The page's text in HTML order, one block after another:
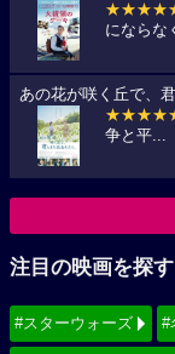
にならな
あの花が咲く丘で、
争と平...
注目の映画を探す
#スターウォーズ #